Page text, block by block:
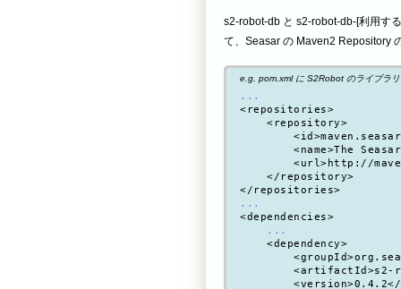
s2-robot-db と s2-robot-db-[利用す
て、Seasar の Maven2 Repository
e.g. pom.xml に S2Robot のライブラ
...
<repositories>
    <repository>
<name>The
<url>http://
    </repository>
...
<dependencies>
...
    <dependency>
<artifactId>s2-